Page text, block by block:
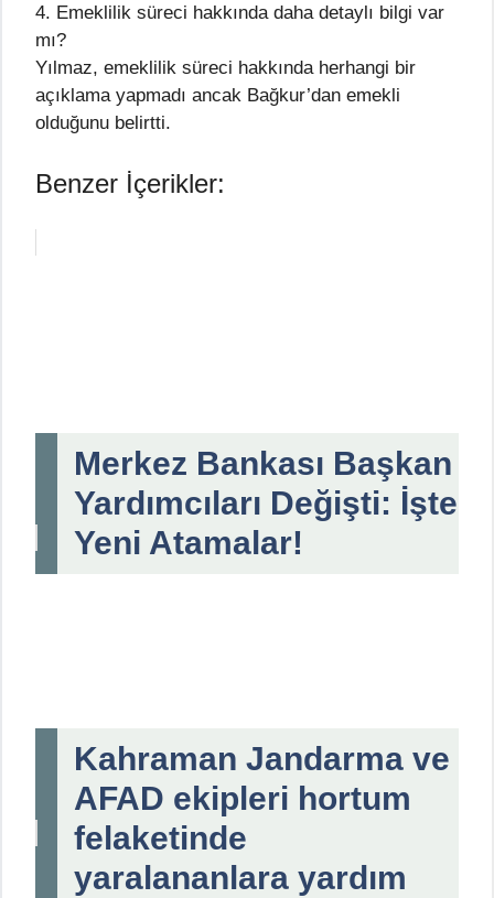
4. Emeklilik süreci hakkında daha detaylı bilgi var
mı?
Yılmaz, emeklilik süreci hakkında herhangi bir
açıklama yapmadı ancak Bağkur’dan emekli
olduğunu belirtti.
Benzer İçerikler:
Merkez Bankası Başkan
Yardımcıları Değişti: İşte
Yeni Atamalar!
Kahraman Jandarma ve
AFAD ekipleri hortum
felaketinde
yaralananlara yardım